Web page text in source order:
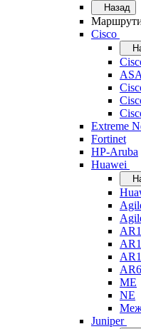
Назад
Cisco
ASA
Extreme
Fortinet
HP-Aruba
Huawei
ME
NE
Juniper